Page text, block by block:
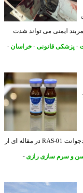
ایمنی می تواند شدت
قانونی-خراسان-
قرار گرفت. - نام واکسن ایرانی رازی کوو پارس و ادجوانت RAS-01 در مقاله ای از
سرم سازی رازی